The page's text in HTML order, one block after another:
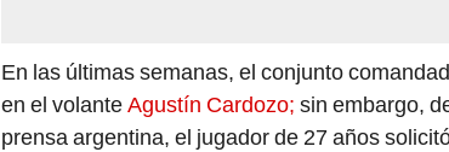
En las últimas semanas, el conjunto
en el volanteAgustín Cardozo; sin embargo,
prensa argentina, el jugador de 27 años